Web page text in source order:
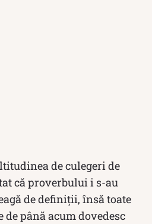
de culegeri de
că proverbului i s-au
de definiţii, însă toate
până acum dovedesc